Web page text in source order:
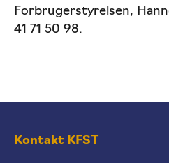
Forbrugerstyrelsen,
41 71 50 98.
Kontakt KFST